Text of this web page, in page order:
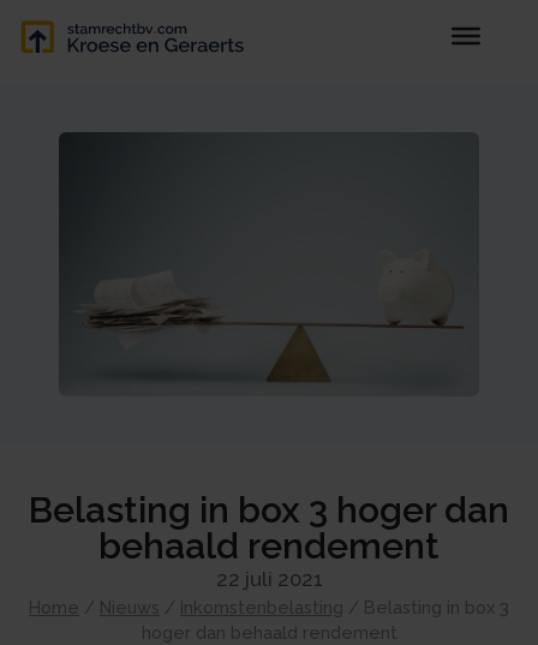
Belasting in box 3 hoger dan
behaald rendement
22 juli 2021
Home / Nieuws / Inkomstenbelasting / Belasting in box 3
hoger dan behaald rendement